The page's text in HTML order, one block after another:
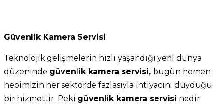
Güvenlik Kamera Servisi
Teknolojik gelişmelerin hızlı yaşandığı yeni dünya
düzeninde güvenlik kamera servisi, bugün hemen
hepimizin her sektörde fazlasıyla ihtiyacını duyduğu
bir hizmettir. Peki güvenlik kamera servisi nedir,